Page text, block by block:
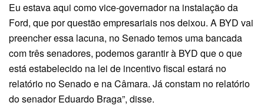
Eu estava aqui como vice-governador na instalação da
Ford, que por questão empresariais nos deixou. A BYD vai
preencher essa lacuna, no Senado temos uma bancada
com três senadores, podemos garantir à BYD que o que
está estabelecido na lei de incentivo fiscal estará no
relatório no Senado e na Câmara. Já constam no relatório
do senador Eduardo Braga”, disse.